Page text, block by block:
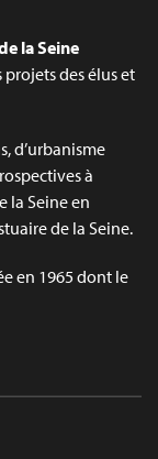
la Seine
des élus et
d’urbanisme
à
la Seine en
de la Seine.
en 1965 dont le